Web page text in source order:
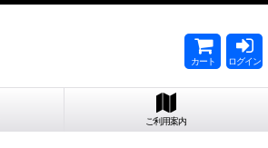
カート ログイン
ご利用案内